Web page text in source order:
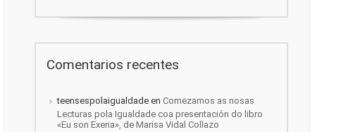
Comentarios recentes
teensespolaigualdade en Comezamos as nosas
Lecturas pola Igualdade coa presentación do libro
«Eu son Exeria», de Marisa Vidal Collazo